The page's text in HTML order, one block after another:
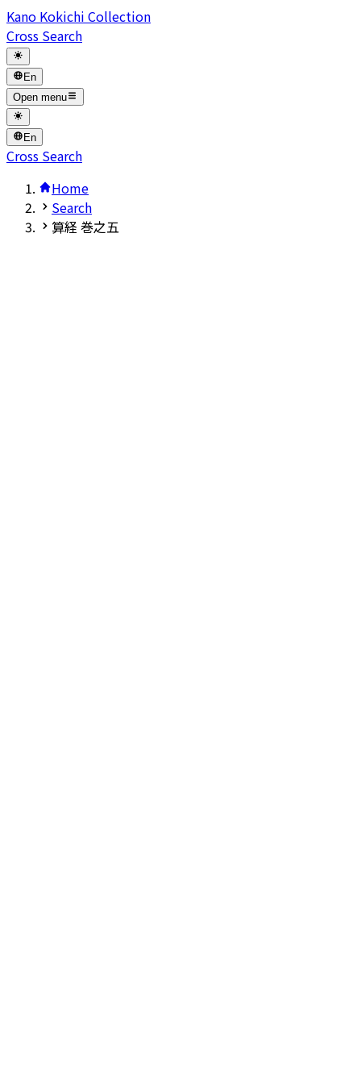
Kano Kokichi Collection
Cross Search
En
Open menu
En
Cross Search
Home
Search
算経 巻之五